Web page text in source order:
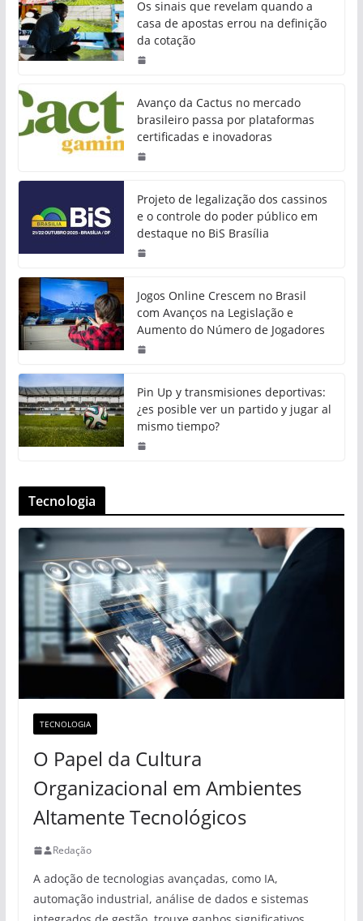
Os sinais que revelam quando a
casa de apostas errou na definição
da cotação
Avanço da Cactus no mercado
brasileiro passa por plataformas
certificadas e inovadoras
Projeto de legalização dos cassinos
e o controle do poder público em
destaque no BiS Brasília
Jogos Online Crescem no Brasil
com Avanços na Legislação e
Aumento do Número de Jogadores
Pin Up y transmisiones deportivas:
¿es posible ver un partido y jugar al
mismo tiempo?
Tecnologia
TECNOLOGIA
O Papel da Cultura
Organizacional em Ambientes
Altamente Tecnológicos
Redação
A adoção de tecnologias avançadas, como IA,
automação industrial, análise de dados e sistemas